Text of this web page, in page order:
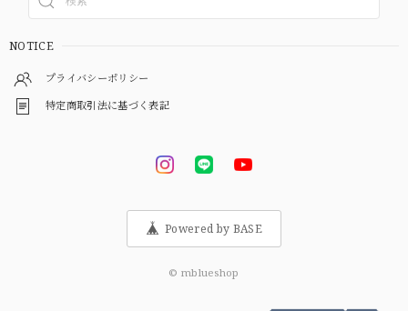
NOTICE
プライバシーポリシー
特定商取引法に基づく表記
Powered by BASE
© mblueshop